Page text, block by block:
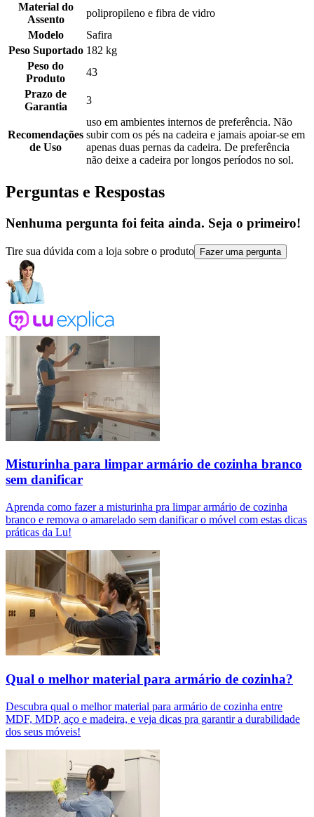
Material do
Assento
polipropileno e fibra de vidro
Modelo
Safira
Peso Suportado 182 kg
Peso do
Produto
43
Prazo de
Garantia
3
Recomendações
de Uso
uso em ambientes internos de preferência. Não
subir com os pés na cadeira e jamais apoiar-se em
apenas duas pernas da cadeira. De preferência
não deixe a cadeira por longos períodos no sol.
Perguntas e Respostas
Nenhuma pergunta foi feita ainda. Seja o primeiro!
Tire sua dúvida com a loja sobre o produto Fazer uma pergunta
Misturinha para limpar armário de cozinha branco
sem danificar
Aprenda como fazer a misturinha pra limpar armário de cozinha
branco e remova o amarelado sem danificar o móvel com estas dicas
práticas da Lu!
Qual o melhor material para armário de cozinha?
Descubra qual o melhor material para armário de cozinha entre
MDF, MDP, aço e madeira, e veja dicas pra garantir a durabilidade
dos seus móveis!